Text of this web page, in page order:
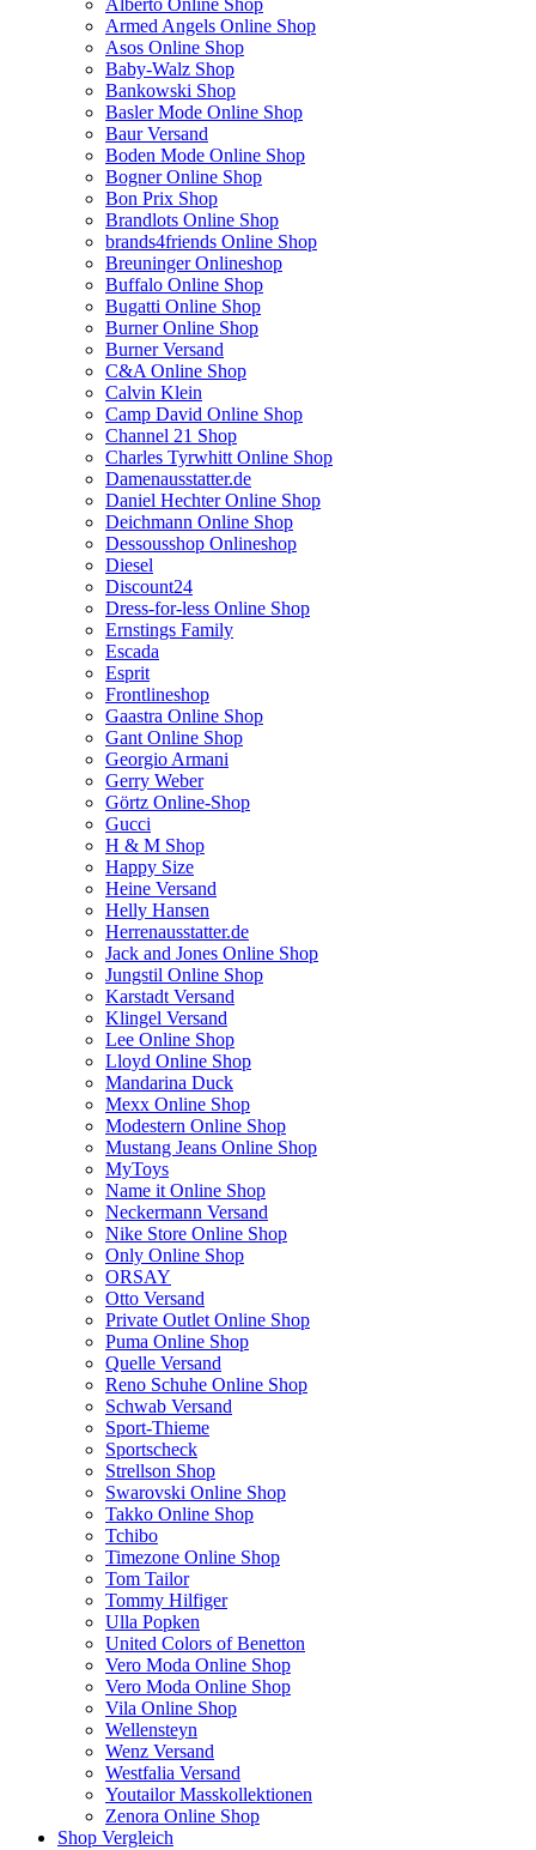
Alberto Online Shop
Armed Angels Online Shop
Asos Online Shop
Baby-Walz Shop
Bankowski Shop
Basler Mode Online Shop
Baur Versand
Boden Mode Online Shop
Bogner Online Shop
Bon Prix Shop
Brandlots Online Shop
brands4friends Online Shop
Breuninger Onlineshop
Buffalo Online Shop
Bugatti Online Shop
Burner Online Shop
Burner Versand
C&A Online Shop
Calvin Klein
Camp David Online Shop
Channel 21 Shop
Charles Tyrwhitt Online Shop
Damenausstatter.de
Daniel Hechter Online Shop
Deichmann Online Shop
Dessousshop Onlineshop
Diesel
Discount24
Dress-for-less Online Shop
Ernstings Family
Escada
Esprit
Frontlineshop
Gaastra Online Shop
Gant Online Shop
Georgio Armani
Gerry Weber
Görtz Online-Shop
Gucci
H & M Shop
Happy Size
Heine Versand
Helly Hansen
Herrenausstatter.de
Jack and Jones Online Shop
Jungstil Online Shop
Karstadt Versand
Klingel Versand
Lee Online Shop
Lloyd Online Shop
Mandarina Duck
Mexx Online Shop
Modestern Online Shop
Mustang Jeans Online Shop
MyToys
Name it Online Shop
Neckermann Versand
Nike Store Online Shop
Only Online Shop
ORSAY
Otto Versand
Private Outlet Online Shop
Puma Online Shop
Quelle Versand
Reno Schuhe Online Shop
Schwab Versand
Sport-Thieme
Sportscheck
Strellson Shop
Swarovski Online Shop
Takko Online Shop
Tchibo
Timezone Online Shop
Tom Tailor
Tommy Hilfiger
Ulla Popken
United Colors of Benetton
Vero Moda Online Shop
Vero Moda Online Shop
Vila Online Shop
Wellensteyn
Wenz Versand
Westfalia Versand
Youtailor Masskollektionen
Zenora Online Shop
Shop Vergleich